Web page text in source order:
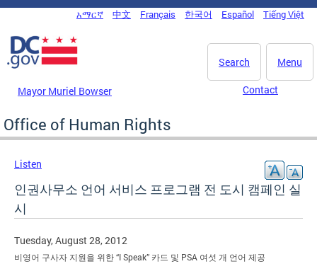
Skip to main content
DC Agency Top Menu
አማርኛ 中文 Français 한국어 Español Tiếng Việt
Menu
Search
Mayor Muriel Bowser Contact
Office of Human Rights
Listen
인권사무소 언어 서비스 프로그램 전 도시 캠페인 실
시
Tuesday, August 28, 2012
비영어 구사자 지원을 위한 “I Speak” 카드 및 PSA 여섯 개 언어 제공